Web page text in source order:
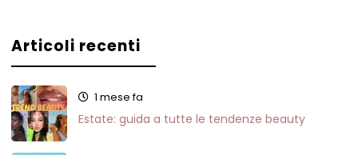
Articoli recenti
1 mese fa
Estate: guida a tutte le tendenze beauty